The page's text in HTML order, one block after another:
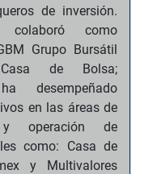
de inversión.
colaboró como
Grupo Bursátil
de Bolsa;
desempeñado
en las áreas de
y operación de
como: Casa de
y Multivalores